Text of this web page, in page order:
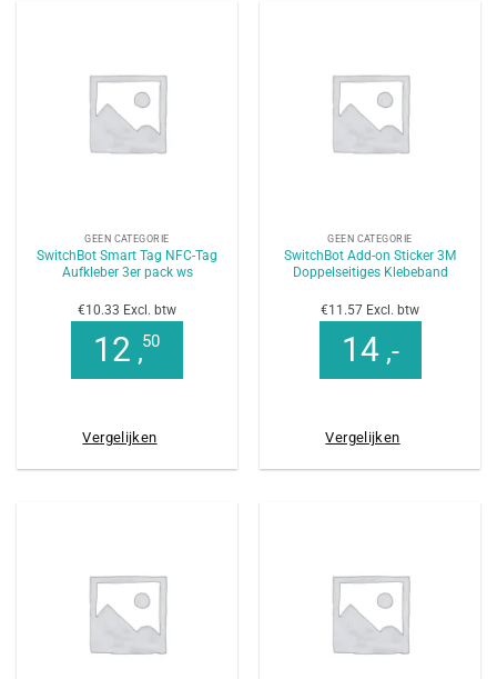
GEEN CATEGORIE
SwitchBot Smart Tag NFC-Tag
Aufkleber 3er pack ws
€10.33 Excl. btw
12 ,50
Vergelijken
GEEN CATEGORIE
SwitchBot Add-on Sticker 3M
Doppelseitiges Klebeband
€11.57 Excl. btw
14,-
Vergelijken